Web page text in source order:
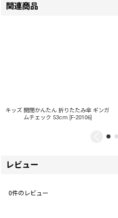
関連商品
キッズ 開閉かんたん 折りたたみ傘 ギンガ
ムチェック 53cm [F-20106]
レビュー
0件のレビュー